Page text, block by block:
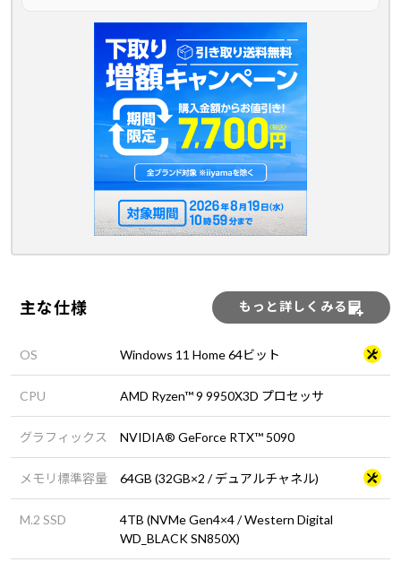
主な仕様 もっと詳しくみる
OS Windows 11 Home 64ビット
CPU AMD Ryzen™ 9 9950X3D プロセッサ
グラフィックス NVIDIA® GeForce RTX™ 5090
メモリ標準容量 64GB (32GB×2 / デュアルチャネル)
M.2 SSD
4TB (NVMe Gen4×4 / Western Digital
WD_BLACK SN850X)